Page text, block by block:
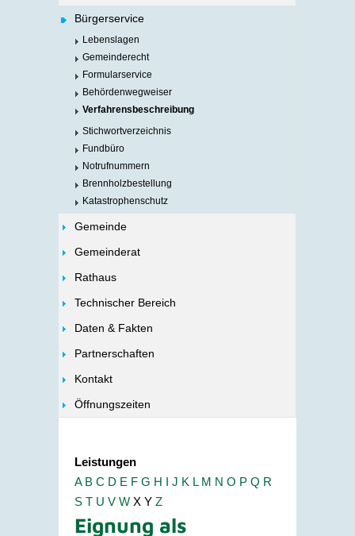
Bürgerservice
Lebenslagen
Gemeinderecht
Formularservice
Behördenwegweiser
Verfahrensbeschreibung
Stichwortverzeichnis
Fundbüro
Notrufnummern
Brennholzbestellung
Katastrophenschutz
Gemeinde
Gemeinderat
Rathaus
Technischer Bereich
Daten & Fakten
Partnerschaften
Kontakt
Öffnungszeiten
Leistungen
A B C D E F G H I J K L M N O P Q R
S T U V W X Y Z
Eignung als